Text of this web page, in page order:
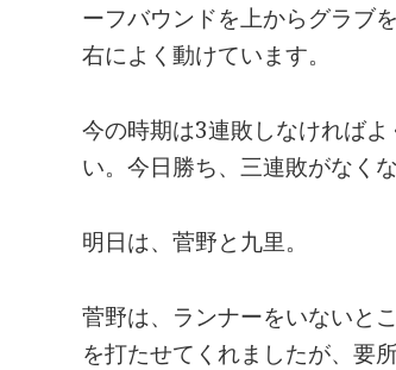
ーフバウンドを上からグラブ
右によく動けています。
今の時期は3連敗しなければ
い。今日勝ち、三連敗がなく
明日は、菅野と九里。
菅野は、ランナーをいないと
を打たせてくれましたが、要